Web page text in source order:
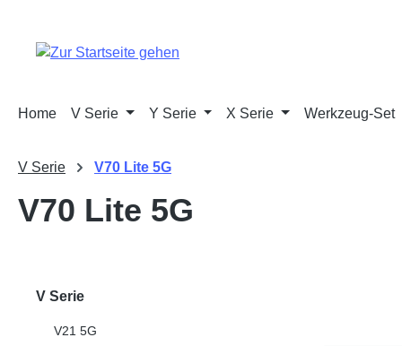
Home V Serie Y Serie X Serie Werkzeug-Set
V Serie V70 Lite 5G
V70 Lite 5G
V Serie
V21 5G